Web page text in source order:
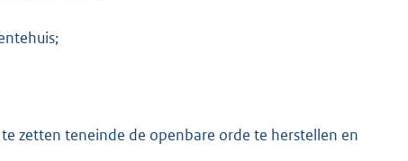
zetten teneinde de openbare orde te herstellen en